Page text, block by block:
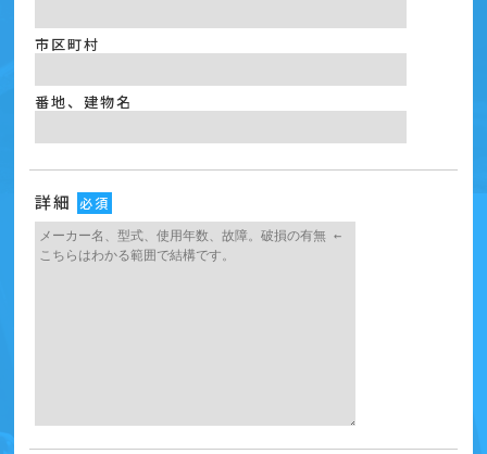
市区町村
番地、建物名
詳細 必須